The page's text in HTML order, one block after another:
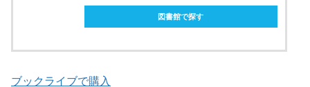
図書館で探す
ブックライブで購入